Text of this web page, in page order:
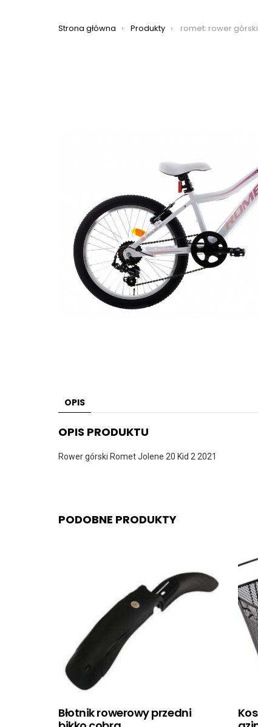
Jesteś tutaj:
Strona główna Produkty romet: rower górski romet jolene 20 kid 2
OPIS
OPIS PRODUKTU
Rower górski Romet Jolene 20 Kid 2 2021
PODOBNE PRODUKTY
Błotnik rowerowy przedni